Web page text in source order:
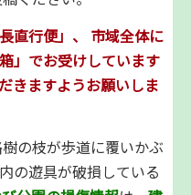
直行便」、 市域全体に
」でお受けしています
きますようお願いしま
の枝が歩道に覆いかぶ
の遊具が破損している